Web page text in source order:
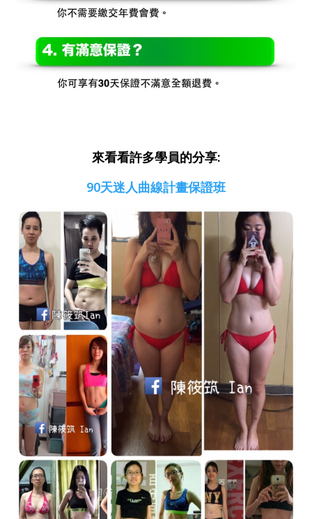
來看看許多學員的分享:
90天迷人曲線計畫保證班